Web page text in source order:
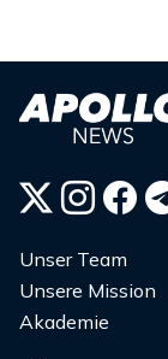
Unser Team
Unsere Mission
Akademie